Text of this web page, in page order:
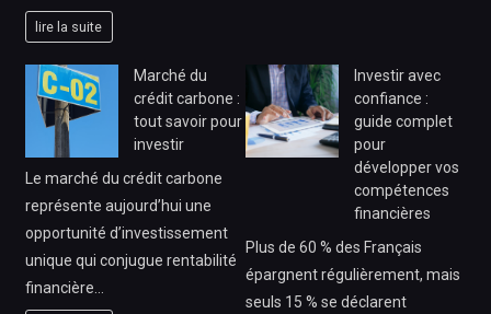
lire la suite
Marché du
crédit carbone :
tout savoir pour
investir
Le marché du crédit carbone
représente aujourd’hui une
opportunité d’investissement
unique qui conjugue rentabilité
financière…
Investir avec
confiance :
guide complet
pour
développer vos
compétences
financières
Plus de 60 % des Français
épargnent régulièrement, mais
seuls 15 % se déclarent